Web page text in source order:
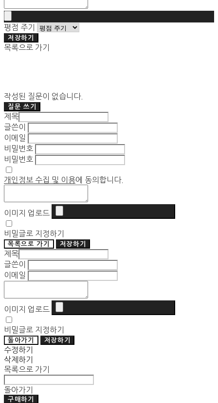
평점 주기
저장하기
목록으로 가기
작성된 질문이 없습니다.
질문 쓰기
제목
글쓴이
이메일
비밀번호
비밀번호
개인정보 수집 및 이용에 동의합니다.
이미지 업로드
비밀글로 지정하기
목록으로 가기 저장하기
제목
글쓴이
이메일
이미지 업로드
비밀글로 지정하기
돌아가기 저장하기
수정하기
삭제하기
목록으로 가기
돌아가기
구매하기